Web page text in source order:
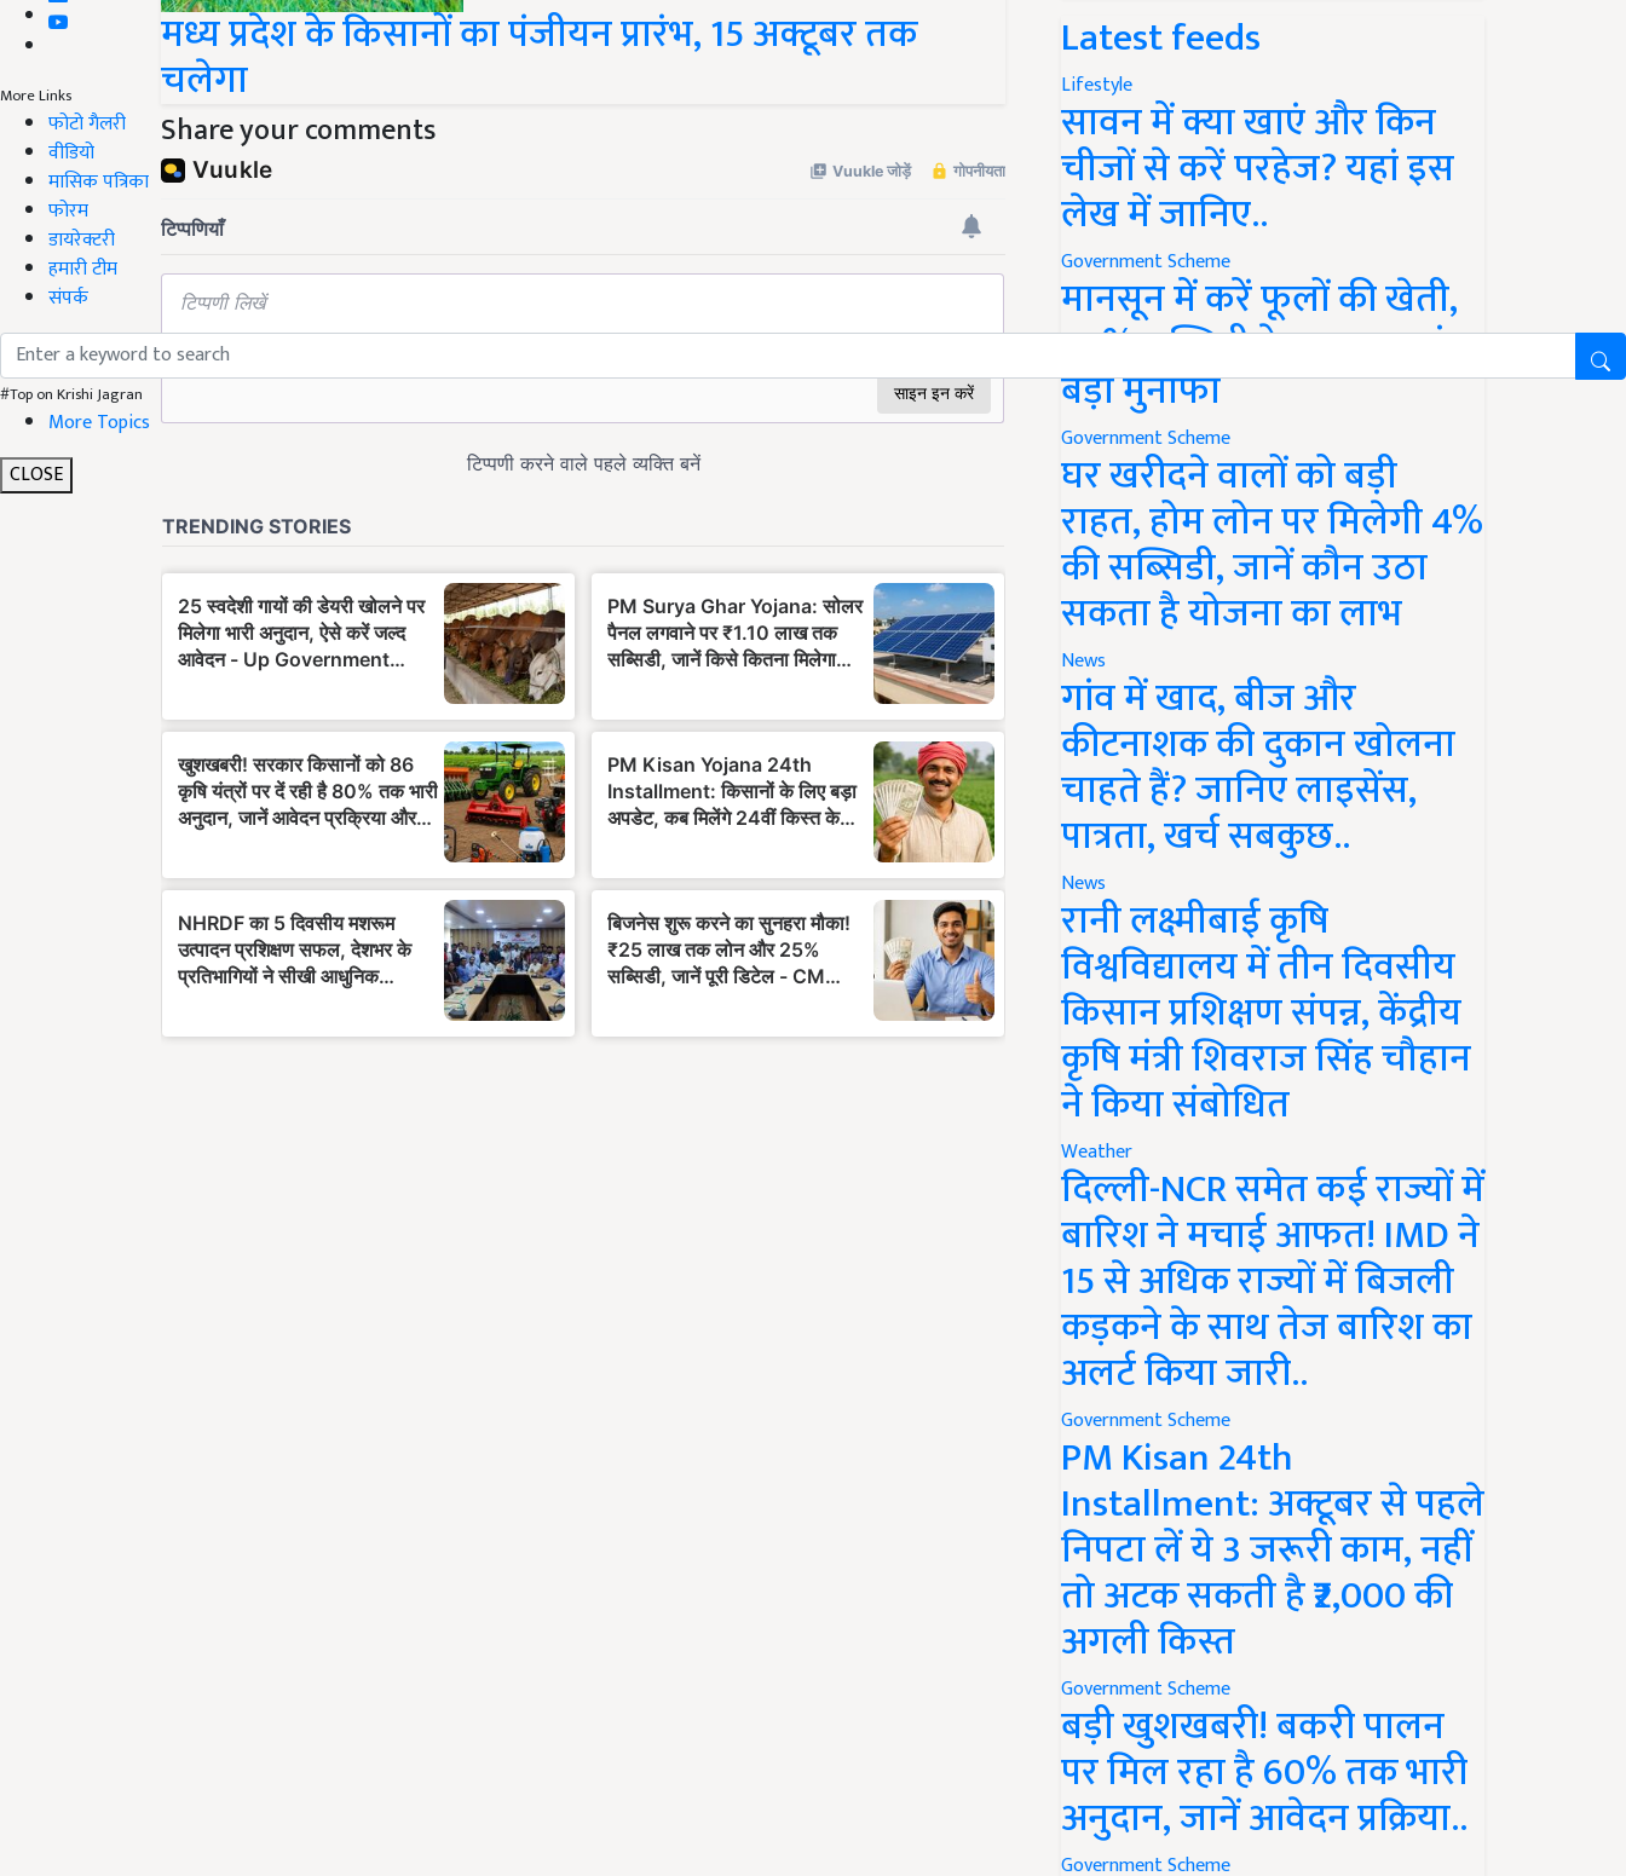
More Links
फोटो गैलरी
वीडियो
मासिक पत्रिका
फोरम
डायरेक्टरी
हमारी टीम
संपर्क
#Top on Krishi Jagran
More Topics
CLOSE
मध्य प्रदेश के किसानों का पंजीयन प्रारंभ, 15 अक्टूबर तक
चलेगा
Share your comments
Latest feeds
Lifestyle
सावन में क्या खाएं और किन
चीजों से करें परहेज? यहां इस
लेख में जानिए..
Government Scheme
मानसून में करें फूलों की खेती,
50% सब्सिडी के साथ कमाएं
बड़ा मुनाफा
Government Scheme
घर खरीदने वालों को बड़ी
राहत, होम लोन पर मिलेगी 4%
की सब्सिडी, जानें कौन उठा
सकता है योजना का लाभ
News
गांव में खाद, बीज और
कीटनाशक की दुकान खोलना
चाहते हैं? जानिए लाइसेंस,
पात्रता, खर्च सबकुछ..
News
रानी लक्ष्मीबाई कृषि
विश्वविद्यालय में तीन दिवसीय
किसान प्रशिक्षण संपन्न, केंद्रीय
कृषि मंत्री शिवराज सिंह चौहान
ने किया संबोधित
Weather
दिल्ली-NCR समेत कई राज्यों में
बारिश ने मचाई आफत! IMD ने
15 से अधिक राज्यों में बिजली
कड़कने के साथ तेज बारिश का
अलर्ट किया जारी..
Government Scheme
PM Kisan 24th
Installment: अक्टूबर से पहले
निपटा लें ये 3 जरूरी काम, नहीं
तो अटक सकती है ₹2,000 की
अगली किस्त
Government Scheme
बड़ी खुशखबरी! बकरी पालन
पर मिल रहा है 60% तक भारी
अनुदान, जानें आवेदन प्रक्रिया..
Government Scheme